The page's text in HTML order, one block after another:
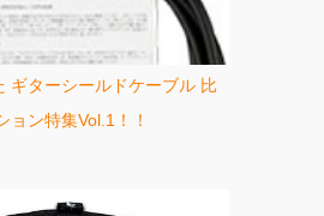
ギターシールドケーブル 比
ョン特集Vol.1！！